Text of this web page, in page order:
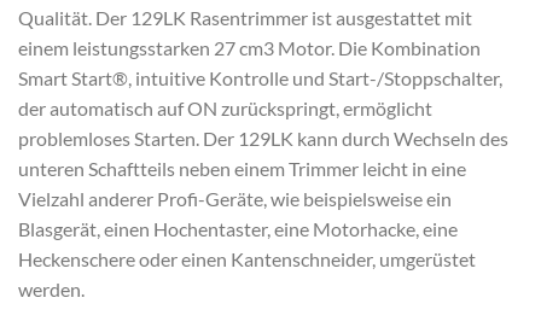
Qualität. Der 129LK Rasentrimmer ist ausgestattet mit
einem leistungsstarken 27 cm3 Motor. Die Kombination
Smart Start®, intuitive Kontrolle und Start-/Stoppschalter,
der automatisch auf ON zurückspringt, ermöglicht
problemloses Starten. Der 129LK kann durch Wechseln des
unteren Schaftteils neben einem Trimmer leicht in eine
Vielzahl anderer Profi-Geräte, wie beispielsweise ein
Blasgerät, einen Hochentaster, eine Motorhacke, eine
Heckenschere oder einen Kantenschneider, umgerüstet
werden.